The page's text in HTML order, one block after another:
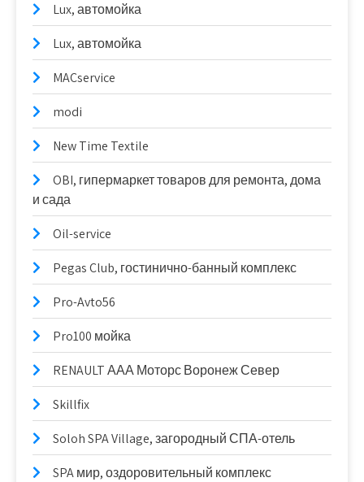
Lux, автомойка
Lux, автомойка
MACservice
modi
New Time Textile
OBI, гипермаркет товаров для ремонта, дома
и сада
Oil-service
Pegas Club, гостинично-банный комплекс
Pro-Avto56
Pro100 мойка
RENAULT ААА Моторс Воронеж Север
Skillfix
Soloh SPA Village, загородный СПА-отель
SPA мир, оздоровительный комплекс